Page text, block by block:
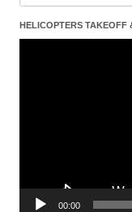
HELICOPTERS TAKEOFF
Reproductor
00:00